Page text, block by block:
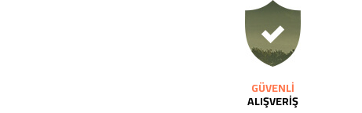
GÜVENLİ
ALIŞVERİŞ